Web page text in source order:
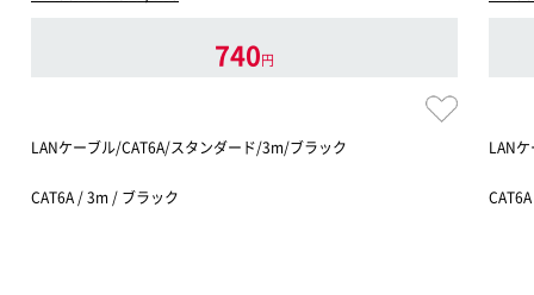
740円
LANケーブル/CAT6A/スタンダード/3m/ブラック
CAT6A / 3m / ブラック
LAN